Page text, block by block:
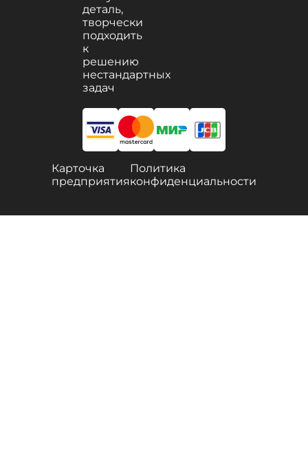
деталь,
творчески
подходить
к
решению
нестандартных
задач
Карточка
предприятия
Политика
конфиденциальности